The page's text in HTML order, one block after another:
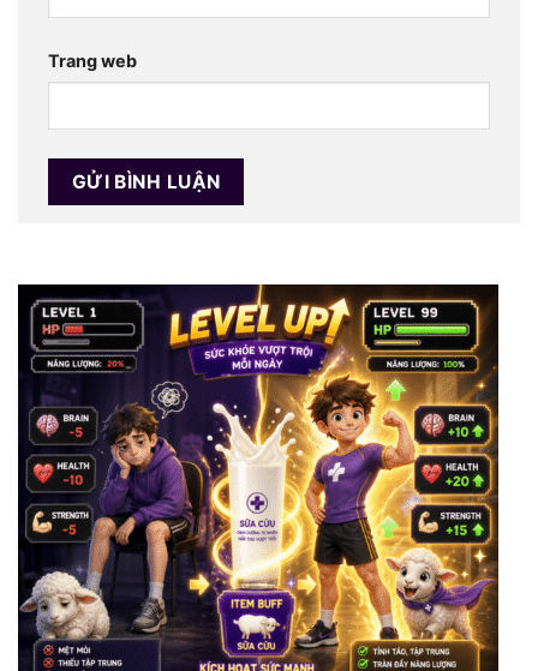
Trang web